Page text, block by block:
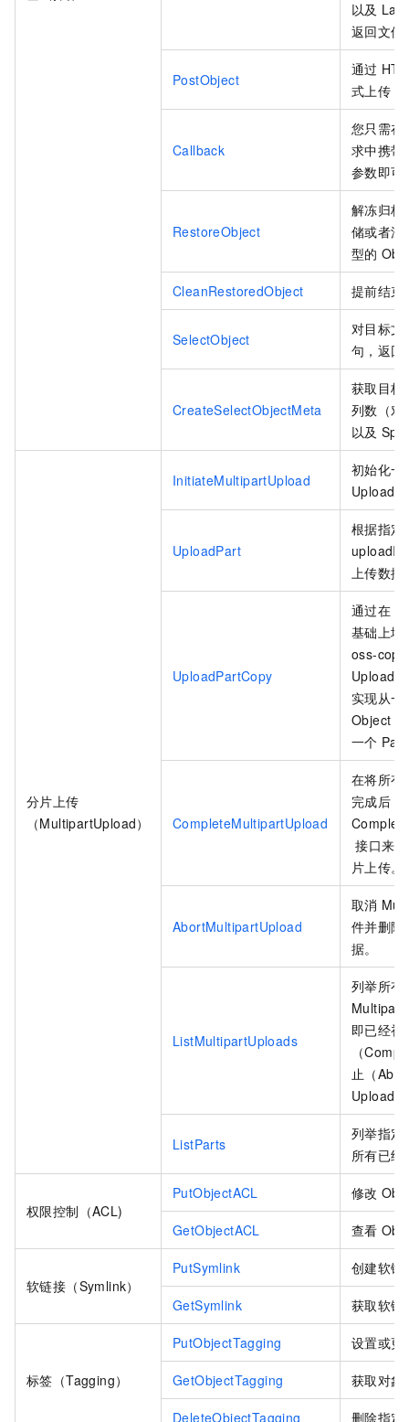
以及
返回文件
PostObject
通过
式上传
Callback
您只需在
求中携带
参数即可
RestoreObject
解冻归档
储或者深
型的
CleanRestoredObject 提前结束
SelectObject
对目标文
句，返回
CreateSelectObjectMeta
获取目标
列数（对
以及
分片上传
（MultipartUpload）
InitiateMultipartUpload
初始化一
Upload
UploadPart
根据指定
uploadId
上传数据
UploadPartCopy
通过在
基础上增
oss-
实现从一
Object
一个
CompleteMultipartUpload
在将所有
完成后，
接口来
片上传。
AbortMultipartUpload
取消
件并删除
据。
ListMultipartUploads
列举所有
Multipart
即已经初
（
止（
Upload
ListParts
列举指定
所有已经
权限控制（ACL)
PutObjectACL 修改
GetObjectACL 查看
软链接（Symlink）
PutSymlink 创建软链
GetSymlink 获取软链
标签（Tagging）
PutObjectTagging 设置或更
GetObjectTagging 获取对象
DeleteObjectTagging 删除指定